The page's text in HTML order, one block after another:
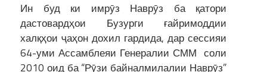
Ин буд ки имрӯз Наврӯз ба қатори
дастовардҳои Бузурги ғайримоддии
халқҳои ҷаҳон дохил гардида, дар сессияи
64-уми Ассамблеяи Генералии СММ соли
2010 оид ба “Рӯзи байналмилалии Наврӯз”